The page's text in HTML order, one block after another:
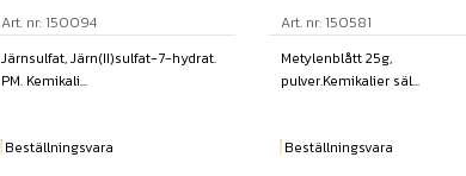
Art. nr: 150094
Järnsulfat, Järn(II)sulfat-7-hydrat.
PM. Kemikali...
Beställningsvara
Art. nr: 150581
Metylenblått 25g,
pulver.Kemikalier säl...
Beställningsvara